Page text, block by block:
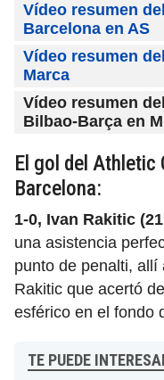
Vídeo resumen
Barcelona en AS
Vídeo resumen
Marca
Vídeo resumen
Bilbao-Barça en
El gol del Athletic
Barcelona:
1-0, Ivan Rakitic
una asistencia
punto de penalti, allí
Rakitic que acertó
esférico en el fondo
TE PUEDE